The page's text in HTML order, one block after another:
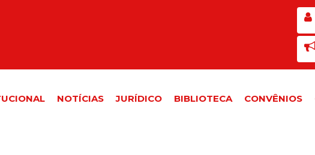
NOTÍCIAS JURÍDICO BIBLIOTECA CONVÊNIOS